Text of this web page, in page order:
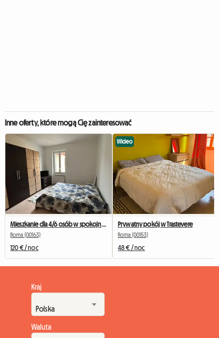
Inne oferty, które mogą Cię zainteresować
Roma (00163)
120 € / noc
Wideo
Prywatny pokój w Trastevere
Roma (00153)
48 € / noc
Kraj
Waluta